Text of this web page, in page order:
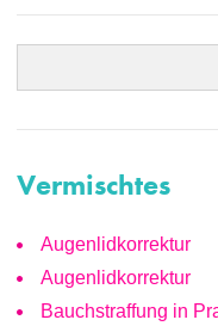
Vermischtes
Augenlidkorrektur
Augenlidkorrektur
Bauchstraffung in